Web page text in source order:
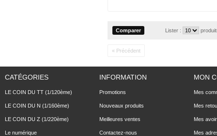
Lister :
« Précédent
CATÉGORIES
LE COIN DU TT (1/120ème)
LE COIN DU N (1/160ème)
LE COIN DU Z (1/220ème)
Le numérique
INFORMATION
Promotions
Nouveaux produits
Meilleures ventes
Contactez-nous
MON
Mes
Mes
Mes
Mes